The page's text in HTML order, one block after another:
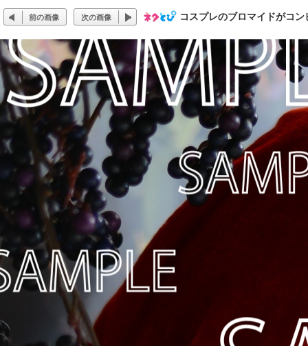
前の画像 次の画像 コスプレのブロマイドがコ